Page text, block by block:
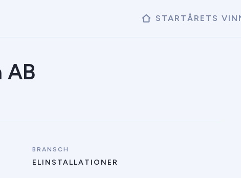
STARTÅRETS
AB
BRANSCH
ELINSTALLATIONER